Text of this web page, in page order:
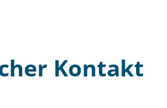
Kontakt